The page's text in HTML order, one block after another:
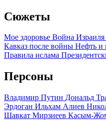
Сюжеты
Мое здоровье Война
Кавказ после войны Нефть и
Правила ислама
Персоны
Владимир Путин Дональд
Эрдоган Ильхам Алиев
Шавкат Мирзиеев Касым-